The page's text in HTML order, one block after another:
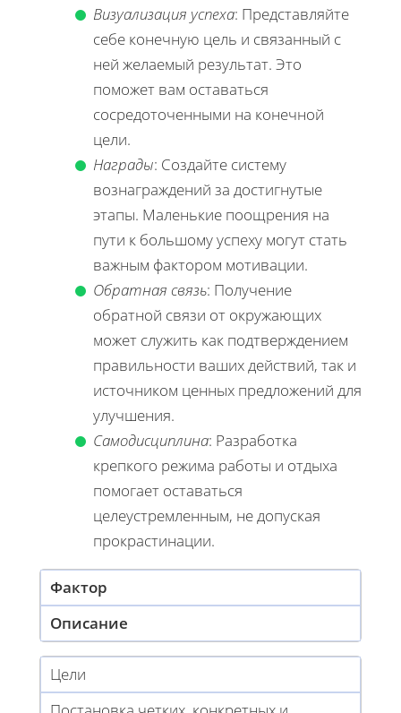
Визуализация успеха: Представляйте
себе конечную цель и связанный с
ней желаемый результат. Это
поможет вам оставаться
сосредоточенными на конечной
цели.
Награды: Создайте систему
вознаграждений за достигнутые
этапы. Маленькие поощрения на
пути к большому успеху могут стать
важным фактором мотивации.
Обратная связь: Получение
обратной связи от окружающих
может служить как подтверждением
правильности ваших действий, так и
источником ценных предложений для
улучшения.
Самодисциплина: Разработка
крепкого режима работы и отдыха
помогает оставаться
целеустремленным, не допуская
прокрастинации.
Фактор
Описание
Цели